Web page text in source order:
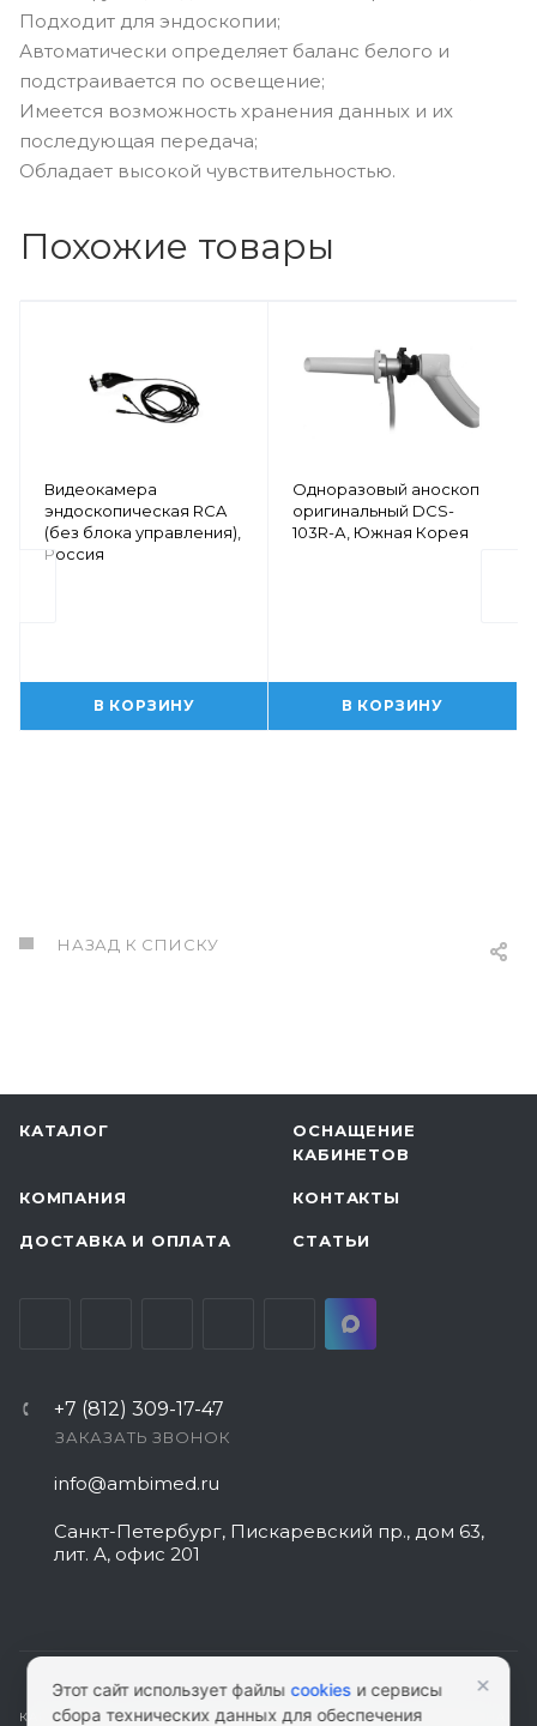
Подходит для эндоскопии;
Автоматически определяет баланс белого и
подстраивается по освещение;
Имеется возможность хранения данных и их
последующая передача;
Обладает высокой чувствительностью.
Похожие товары
Видеокамера
эндоскопическая RCA
(без блока управления),
Россия
В КОРЗИНУ
Одноразовый аноскоп
оригинальный DCS-
103R-А, Южная Корея
В КОРЗИНУ
НАЗАД К СПИСКУ
КАТАЛОГ
ОСНАЩЕНИЕ
КАБИНЕТОВ
КОМПАНИЯ КОНТАКТЫ
ДОСТАВКА И ОПЛАТА СТАТЬИ
+7 (812) 309-17-47
ЗАКАЗАТЬ ЗВОНОК
info@ambimed.ru
Санкт-Петербург, Пискаревский пр., дом 63,
лит. А, офис 201
КАРТА САЙТА|ПОЛИТИКА КОНФИДЕНЦИАЛЬНОСТИ|СОГЛАСИЕ НА
Этот сайт использует файлыcookies и сервисы
сбора технических данных для обеспечения
×